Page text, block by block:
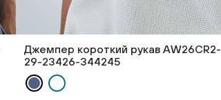
Джемпер короткий рукав AW26CR2-
29-23426-344245